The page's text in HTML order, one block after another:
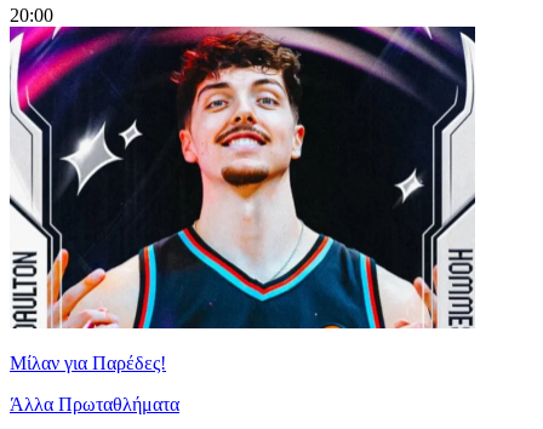
20:00
Μίλαν για Παρέδες!
Άλλα Πρωταθλήματα